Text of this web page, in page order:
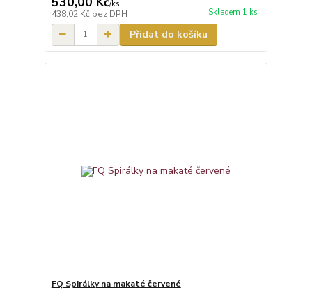
/ks
438,02 Kč bez DPH Skladem 1 ks
Přidat do košíku
FQ Spirálky na makaté červené